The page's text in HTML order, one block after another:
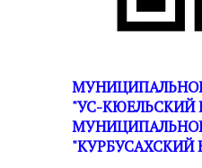
"УС-КЮЕЛЬСКИЙ
"КУРБУСАХСКИЙ